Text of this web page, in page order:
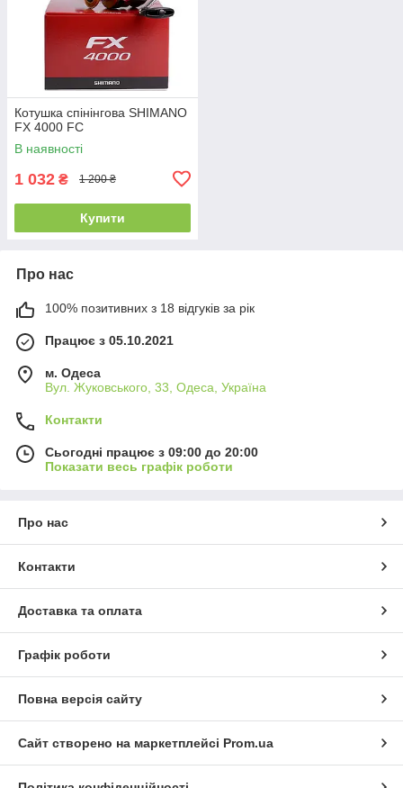
Котушка спінінгова SHIMANO
FX 4000 FC
В наявності
1 032 ₴ 1 200 ₴
Купити
Про нас
100% позитивних з 18 відгуків за рік
Працює з 05.10.2021
м. Одеса
Вул. Жуковського, 33, Одеса, Україна
Контакти
Сьогодні працює з 09:00 до 20:00
Показати весь графік роботи
Про нас
Контакти
Доставка та оплата
Графік роботи
Повна версія сайту
Сайт створено на маркетплейсі Prom.ua